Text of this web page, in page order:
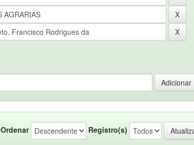
Ordenar Registro(s)